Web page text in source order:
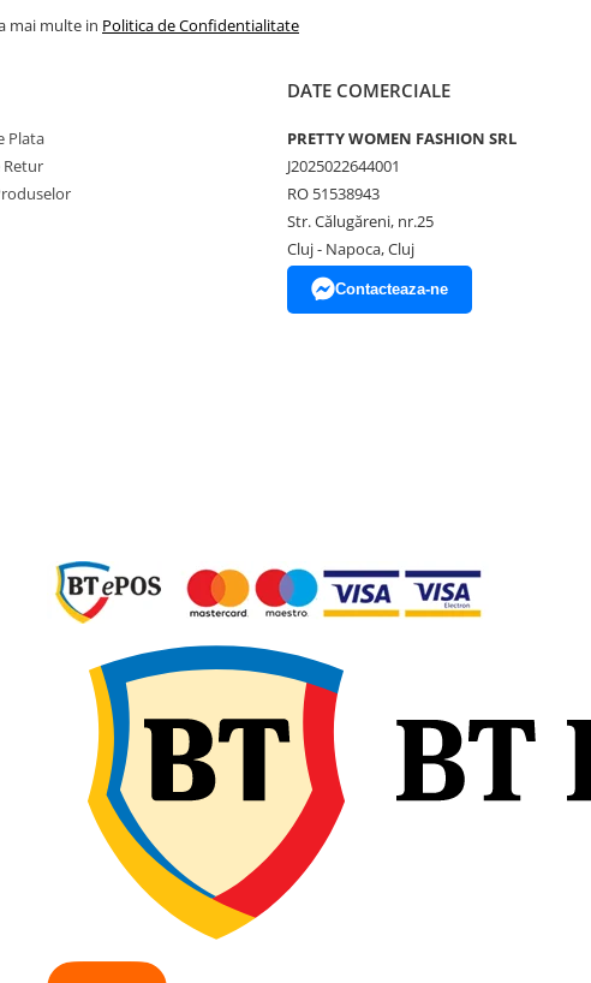
mai multe in Politica de Confidentialitate
Plata
Retur
DATE COMERCIALE
PRETTY WOMEN FASHION SRL
J2025022644001
RO 51538943
Str. Călugăreni, nr.25
Cluj - Napoca, Cluj
Contacteaza-ne